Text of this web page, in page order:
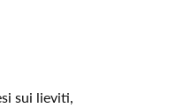
sui lieviti,